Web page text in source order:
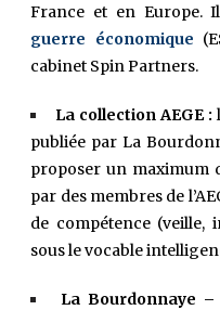
France et en Europe.
guerre économique
cabinet Spin Partners.
La collection AEGE :
publiée par La
proposer un maximum
par des membres de
de compétence (veille,
sous le vocable
La Bourdonnaye